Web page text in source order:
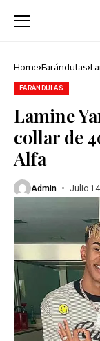
Home Farándulas
FARÁNDULAS
Lamine
collar de
Alfa
Admin Julio